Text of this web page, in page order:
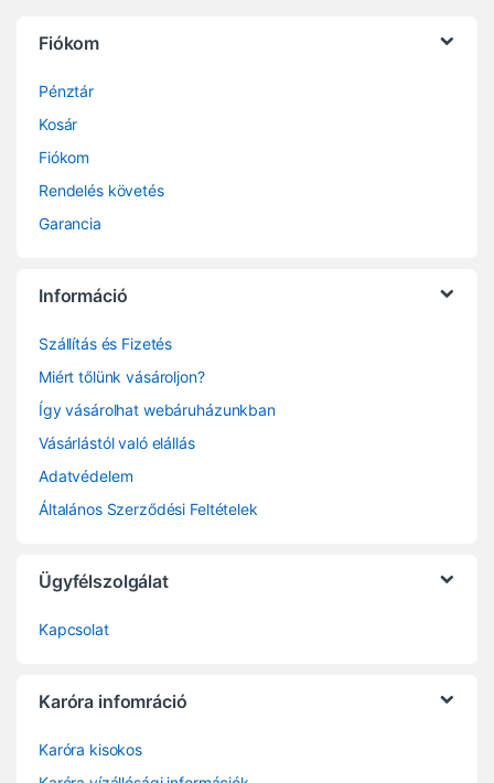
Fiókom
Pénztár
Kosár
Fiókom
Rendelés követés
Garancia
Információ
Szállítás és Fizetés
Miért tőlünk vásároljon?
Így vásárolhat webáruházunkban
Vásárlástól való elállás
Adatvédelem
Általános Szerződési Feltételek
Ügyfélszolgálat
Kapcsolat
Karóra infomráció
Karóra kisokos